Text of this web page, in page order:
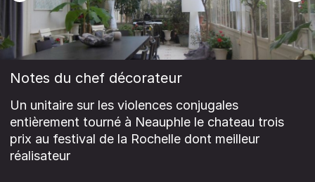
Notes du chef décorateur
Un unitaire sur les violences conjugales
entièrement tourné à Neauphle le chateau trois
prix au festival de la Rochelle dont meilleur
réalisateur